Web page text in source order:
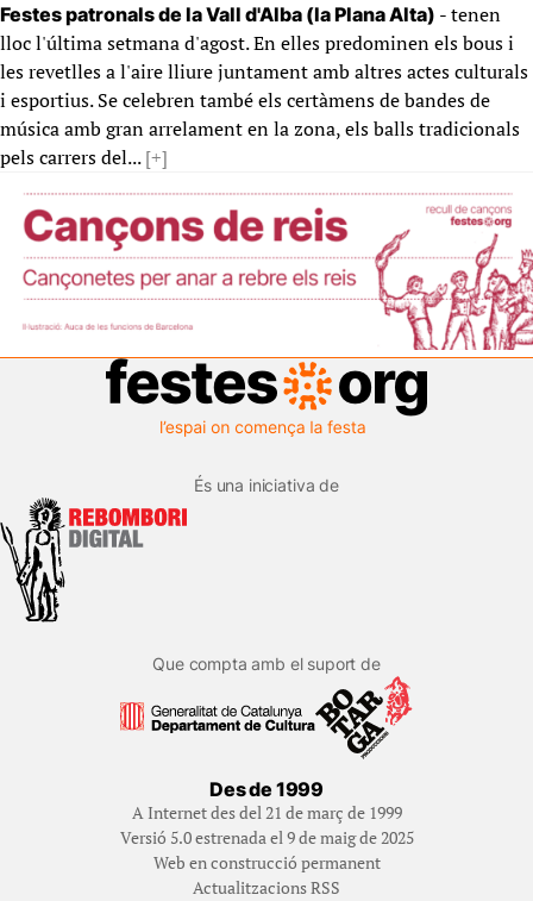
Festes patronals de la Vall d'Alba (la Plana Alta) - tenen
lloc l'última setmana d'agost. En elles predominen els bous i
les revetlles a l'aire lliure juntament amb altres actes culturals
i esportius. Se celebren també els certàmens de bandes de
música amb gran arrelament en la zona, els balls tradicionals
pels carrers del...[+]
És una iniciativa de
Que compta amb el suport de
Des de 1999
A Internet des del 21 de març de 1999
Versió 5.0 estrenada el 9 de maig de 2025
Web en construcció permanent
Actualitzacions RSS